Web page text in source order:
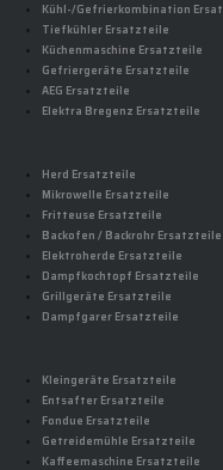
Kühl-/Gefrierkombination
Tiefkühler Ersatzteile
Küchenmaschine Ersatzteile
Gefriergeräte Ersatzteile
AEG Ersatzteile
Elektra Bregenz Ersatzteile
Herd Ersatzteile
Mikrowelle Ersatzteile
Fritteuse Ersatzteile
Backofen / Backrohr Ersatzteile
Elektroherde Ersatzteile
Dampfkochtopf Ersatzteile
Grillgeräte Ersatzteile
Dampfgarer Ersatzteile
Kleingeräte Ersatzteile
Entsafter Ersatzteile
Fondue Ersatzteile
Getreidemühle Ersatzteile
Kaffeemaschine Ersatzteile